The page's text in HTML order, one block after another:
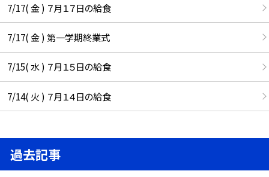
7/17( 金 ) ７月１７日の給食
7/17( 金 ) 第一学期終業式
7/15( 水 ) ７月１５日の給食
7/14( 火 ) ７月１４日の給食
過去記事